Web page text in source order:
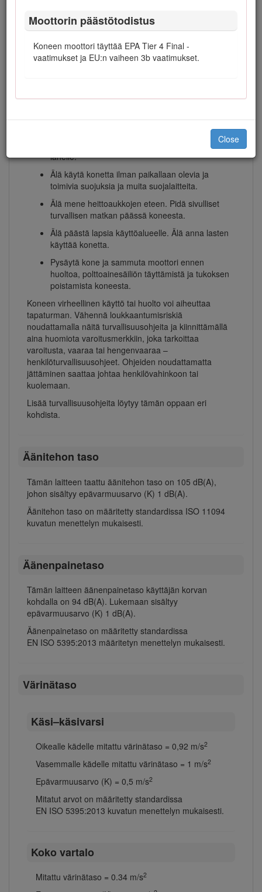
Moottorin päästötodistus
Koneen moottori täyttää EPA Tier 4 Final -
vaatimukset ja EU:n vaiheen 3b vaatimukset.
Close
esineitä. Noudata aina kaikkia turvallisuusohjeita, jotta
vakavilta loukkaantumisilta vältytään.
Tuotteen käyttäminen muuhun kuin sen aiottuun
käyttötarkoitukseen voi olla vaarallista käyttäjälle ja
Älä laita käsiä tai jalkoja koneen liikkuvien osien
lähelle.
Älä käytä konetta ilman paikallaan olevia ja
toimivia suojuksia ja muita suojalaitteita.
Älä mene heittoaukkojen eteen. Pidä sivulliset
turvallisen matkan päässä koneesta.
Älä päästä lapsia käyttöalueelle. Älä anna lasten
käyttää konetta.
Pysäytä kone ja sammuta moottori ennen
huoltoa, polttoainesäiliön täyttämistä ja tukoksen
poistamista koneesta.
Koneen virheellinen käyttö tai huolto voi aiheuttaa
tapaturman. Vähennä loukkaantumisriskiä
noudattamalla näitä turvallisuusohjeita ja kiinnittämällä
aina huomiota varoitusmerkkiin, joka tarkoittaa
varoitusta, vaaraa tai hengenvaaraa –
henkilöturvallisuusohjeet. Ohjeiden noudattamatta
jättäminen saattaa johtaa henkilövahinkoon tai
kuolemaan.
Lisää turvallisuusohjeita löytyy tämän oppaan eri
kohdista.
Äänitehon taso
Tämän laitteen taattu äänitehon taso on 105 dB(A),
johon sisältyy epävarmuusarvo (K) 1 dB(A).
Äänitehon taso on määritetty standardissa ISO 11094
kuvatun menettelyn mukaisesti.
Äänenpainetaso
Tämän laitteen äänenpainetaso käyttäjän korvan
kohdalla on 94 dB(A). Lukemaan sisältyy
epävarmuusarvo (K) 1 dB(A).
Äänenpainetaso on määritetty standardissa
EN ISO 5395:2013 määritetyn menettelyn mukaisesti.
Värinätaso
Käsi–käsivarsi
Oikealle kädelle mitattu värinätaso = 0,92 m/s2
Vasemmalle kädelle mitattu värinätaso = 1 m/s2
Epävarmuusarvo (K) = 0,5 m/s2
Mitatut arvot on määritetty standardissa
EN ISO 5395:2013 kuvatun menettelyn mukaisesti.
Koko vartalo
Mitattu värinätaso = 0.34 m/s2